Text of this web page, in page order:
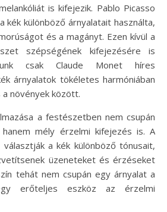
is kifejezik. Pablo Picasso
kék különböző árnyalatait használta,
és a magányt. Ezen kívül a
szépségének kifejezésére is
csak Claude Monet híres
árnyalatok tökéletes harmóniában
növények között.
a festészetben nem csupán
mély érzelmi kifejezés is. A
a kék különböző tónusait,
üzeneteket és érzéseket
tehát nem csupán egy árnyalat a
erőteljes eszköz az érzelmi